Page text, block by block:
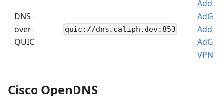
DNS-
over-
QUIC
quic://dns.caliph.dev:853
Add
Add
VPN
Cisco OpenDNS